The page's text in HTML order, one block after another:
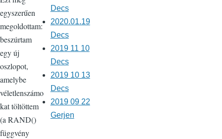
egyszerűen
megoldottam:
beszúrtam
egy új
oszlopot,
amelybe
véletlenszámo
kat töltöttem
(a RAND()
függvény
Decs
2020.01.19
Decs
2019 11 10
Decs
2019 10 13
Decs
2019 09 22
Gerjen